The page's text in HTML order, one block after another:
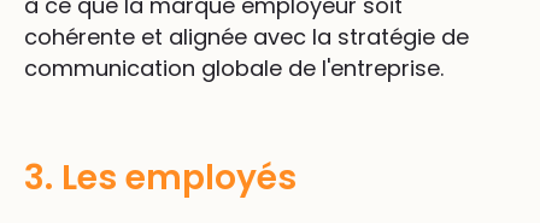
cohérente et alignée avec la stratégie de
communication globale de l'entreprise.
3. Les employés